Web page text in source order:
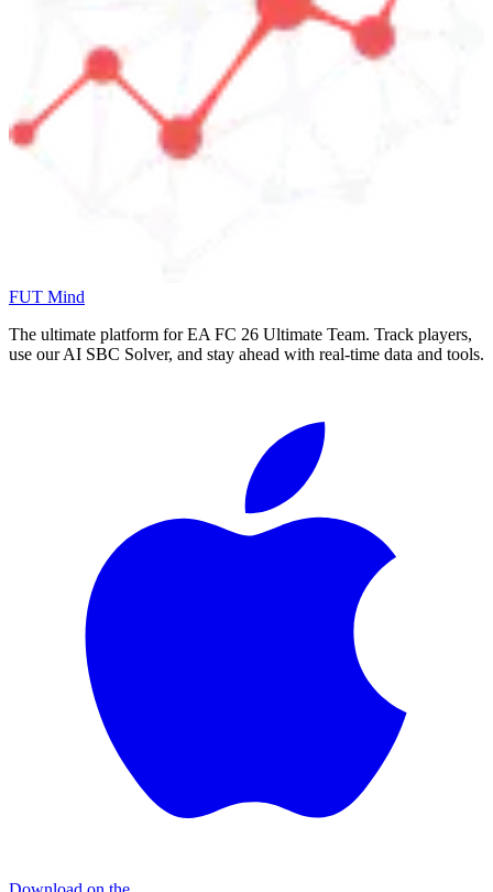
FUT Mind
The ultimate platform for EA FC 26 Ultimate Team. Track players,
use our AI SBC Solver, and stay ahead with real-time data and tools.